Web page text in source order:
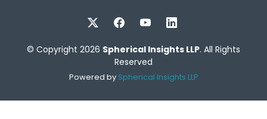
© Copyright 2026 Spherical Insights LLP. All Rights
Reserved
Powered by Spherical Insights LLP